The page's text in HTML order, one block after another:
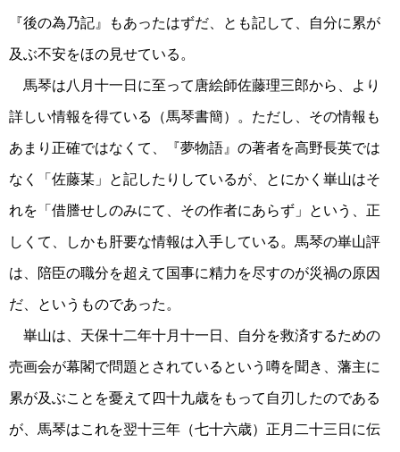
『後の為乃記』もあったはずだ、とも記して、自分に累が
及ぶ不安をほの見せている。
馬琴は八月十一日に至って唐絵師佐藤理三郎から、より
詳しい情報を得ている（馬琴書簡）。ただし、その情報も
あまり正確ではなくて、『夢物語』の著者を高野長英では
なく「佐藤某」と記したりしているが、とにかく崋山はそ
れを「借謄せしのみにて、その作者にあらず」という、正
しくて、しかも肝要な情報は入手している。馬琴の崋山評
は、陪臣の職分を超えて国事に精力を尽すのが災禍の原因
だ、というものであった。
崋山は、天保十二年十月十一日、自分を救済するための
売画会が幕閣で問題とされているという噂を聞き、藩主に
累が及ぶことを憂えて四十九歳をもって自刃したのである
が、馬琴はこれを翌十三年（七十六歳）正月二十三日に伝